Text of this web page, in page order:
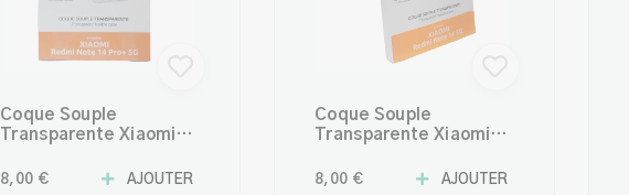
Coque Souple
Transparente Xiaomi
en Matériaux 100 %
8,00 € AJOUTER
Coque Souple
Transparente Xiaomi
Matériaux 100 %
8,00 € AJOUTER